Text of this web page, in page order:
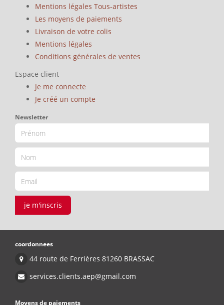
Mentions légales Tous-artistes
Les moyens de paiements
Livraison de votre colis
Mentions légales
Conditions générales de ventes
Espace client
Je me connecte
Je créé un compte
Newsletter
je m'inscris
coordonnees
44 route de Ferrières 81260 BRASSAC
services.clients.aep@gmail.com
Moyens de paiements